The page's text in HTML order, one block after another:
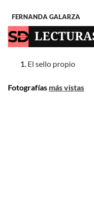
FERNANDA GALARZA
El sello propio
Fotografías más vistas